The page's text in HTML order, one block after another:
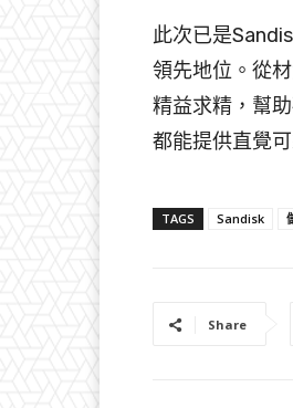
此次已是
領先地位。從
精益求精，幫
都能提供直覺
TAGS Sandisk
Share